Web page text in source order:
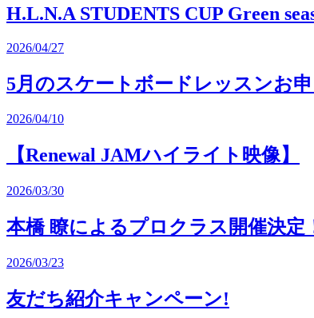
H.L.N.A STUDENTS CUP Green
2026/04/27
5月のスケートボードレッスンお申
2026/04/10
【Renewal JAMハイライト映像】
2026/03/30
本橋 瞭によるプロクラス開催決定
2026/03/23
友だち紹介キャンペーン!